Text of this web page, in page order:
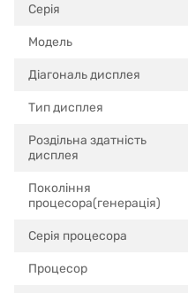
Серія
Модель
Діагональ дисплея
Тип дисплея
Роздільна здатність
дисплея
Покоління
процесора(генерація)
Серія процесора
Процесор